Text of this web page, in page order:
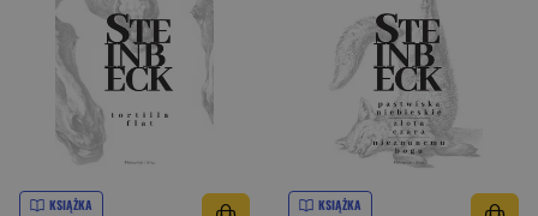
KSIĄŻKA KSIĄŻKA